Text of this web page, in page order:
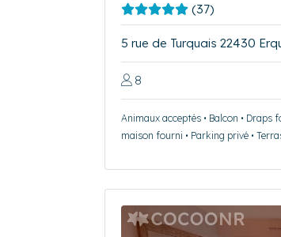
(37)
5 rue de Turquais 22430
8
Animaux acceptés • Balcon • Draps
maison fourni • Parking privé •